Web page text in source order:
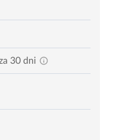
30 dni